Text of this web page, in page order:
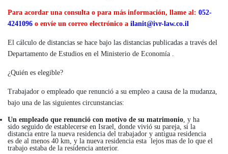
Para acordar una consulta o para más información, llame al: 052-
4241096 o envíe un correo electrónico a ilanit@ivr-law.co.il
El cálculo de distancias se hace bajo las distancias publicadas a través del
Departamento de Estudios en el Ministerio de Economía .
¿Quién es elegible?
Trabajador o empleado que renunció a su empleo a causa de la mudanza,
bajo una de las siguientes circunstancias:
Un empleado que renunció con motivo de su matrimonio, y ha
sido seguido de establecerse en Israel, donde vivió su pareja, si la
distancia entre la nueva residencia del trabajador y antigua residencia
es de al menos 40 km, y la nueva residencia esta lejos mas de lo que el
trabajo estaba de la residencia anterior.